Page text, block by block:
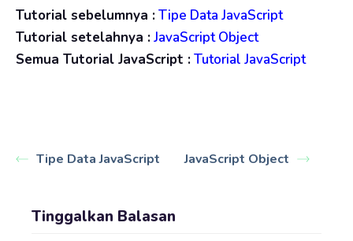
Tutorial sebelumnya :Tipe Data JavaScript
Tutorial setelahnya :JavaScript Object
Semua Tutorial JavaScript :Tutorial JavaScript
Tipe Data JavaScript JavaScript Object
Tinggalkan Balasan